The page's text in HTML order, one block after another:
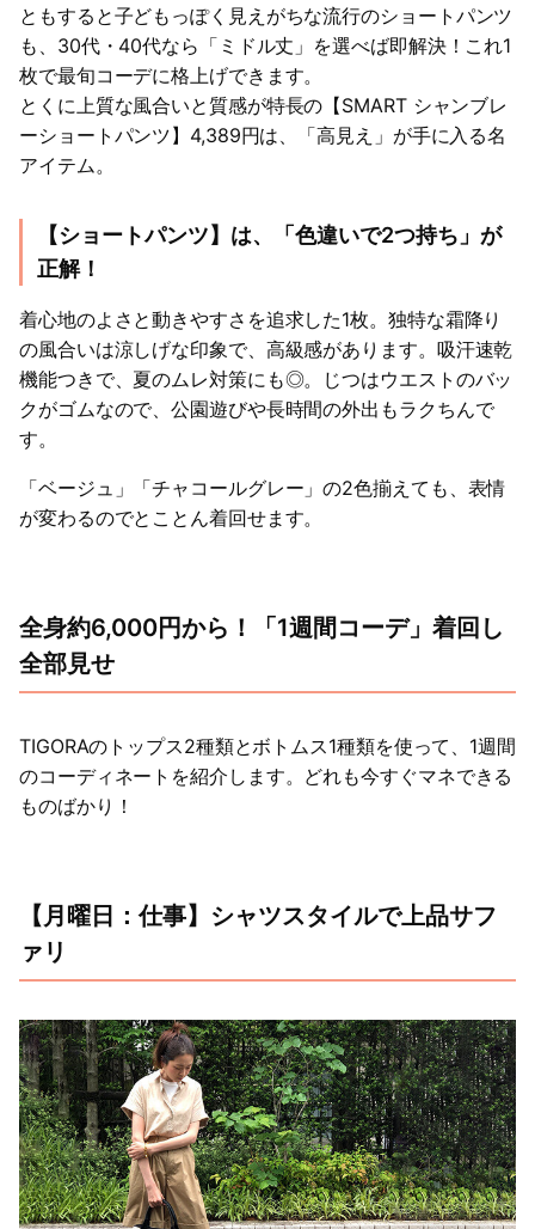
ともすると子どもっぽく見えがちな流行のショートパンツ
も、30代・40代なら「ミドル丈」を選べば即解決！これ1
枚で最旬コーデに格上げできます。
とくに上質な風合いと質感が特長の【SMART シャンブレ
ーショートパンツ】4,389円は、「高見え」が手に入る名
アイテム。
【ショートパンツ】は、「色違いで2つ持ち」が
正解！
着心地のよさと動きやすさを追求した1枚。独特な霜降り
の風合いは涼しげな印象で、高級感があります。吸汗速乾
機能つきで、夏のムレ対策にも◎。じつはウエストのバッ
クがゴムなので、公園遊びや長時間の外出もラクちんで
す。
「ベージュ」「チャコールグレー」の2色揃えても、表情
が変わるのでとことん着回せます。
全身約6,000円から！「1週間コーデ」着回し
全部見せ
TIGORAのトップス2種類とボトムス1種類を使って、1週間
のコーディネートを紹介します。どれも今すぐマネできる
ものばかり！
【月曜日：仕事】シャツスタイルで上品サフ
ァリ